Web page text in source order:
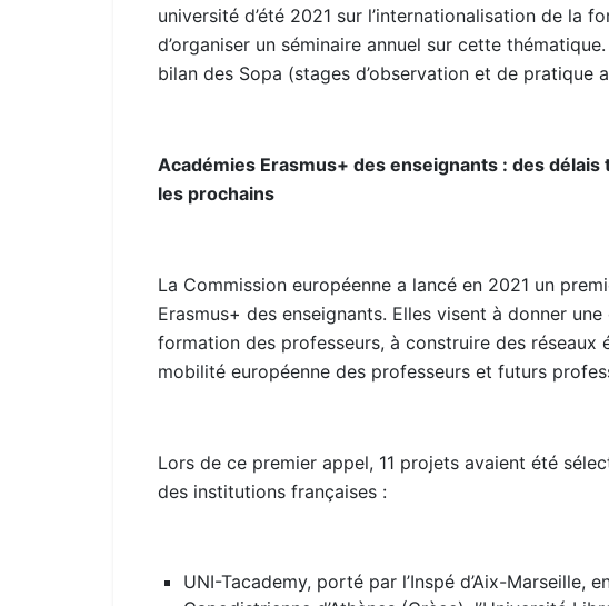
université d’été 2021 sur l’internationalisation de la
d’organiser un séminaire annuel sur cette
bilan des Sopa (stages d’observation et de pratique
Académies Erasmus+ des enseignants : des
les prochains
La Commission européenne a lancé en 2021 un
Erasmus+ des enseignants. Elles visent à donner
formation des professeurs, à construire des
mobilité européenne des professeurs et futurs
Lors de ce premier appel, 11 projets avaient été
des institutions françaises :
UNI-Tacademy, porté par l’Inspé d’Aix-Marseille,